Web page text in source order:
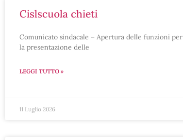
cislscuola chieti
Comunicato sindacale – Apertura delle funzioni per
la presentazione delle
LEGGI TUTTO »
11 Luglio 2026